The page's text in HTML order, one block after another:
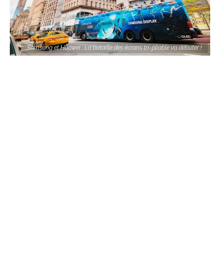
Samsung et Huawei : La bataille des écrans tri-pliable va débuter !